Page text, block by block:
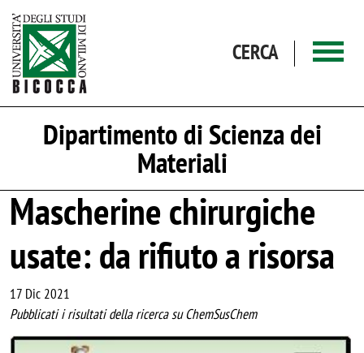
CERCA
Dipartimento di Scienza dei
Materiali
Mascherine chirurgiche
usate: da rifiuto a risorsa
17 Dic 2021
Pubblicati i risultati della ricerca su ChemSusChem
Image